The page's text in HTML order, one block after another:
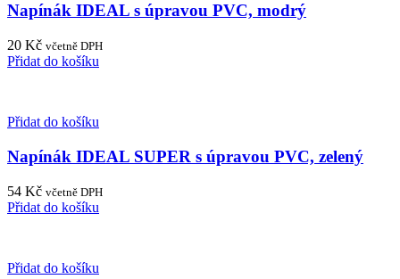
Napínák IDEAL s úpravou PVC, modrý
20 Kč včetně DPH
Přidat do košíku
Přidat do košíku
Napínák IDEAL SUPER s úpravou PVC, zelený
54 Kč včetně DPH
Přidat do košíku
Přidat do košíku